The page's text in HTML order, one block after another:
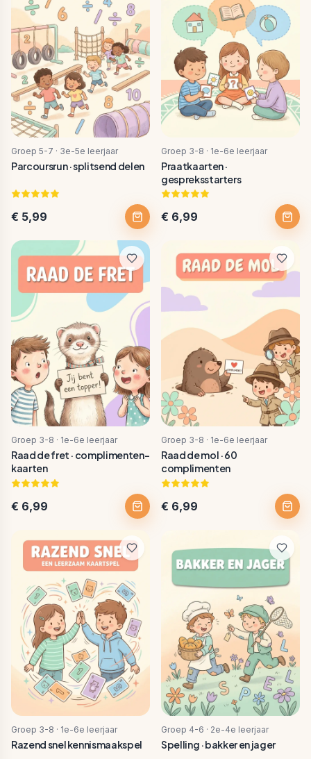
Groep 5-7 · 3e-5e leerjaar
Parcoursrun · splitsend delen
€ 5,99
Groep 3-8 · 1e-6e leerjaar
Praatkaarten ·
gespreksstarters
€ 6,99
Groep 3-8 · 1e-6e leerjaar
Raad de fret · complimenten-
kaarten
€ 6,99
Groep 3-8 · 1e-6e leerjaar
Raad de mol · 60
complimenten
€ 6,99
Groep 3-8 · 1e-6e leerjaar
Razend snel kennismaakspel
Groep 4-6 · 2e-4e leerjaar
Spelling · bakker en jager